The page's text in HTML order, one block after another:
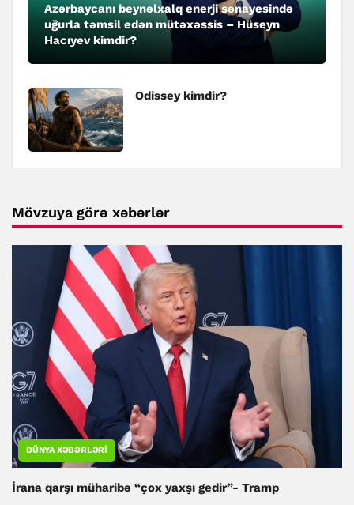
Azərbaycanı beynəlxalq enerji sənayesində
uğurla təmsil edən mütəxəssis – Hüseyn
Hacıyev kimdir?
Odissey kimdir?
Mövzuya görə xəbərlər
DÜNYA XƏBƏRLƏRI
İrana qarşı müharibə “çox yaxşı gedir”- Tramp